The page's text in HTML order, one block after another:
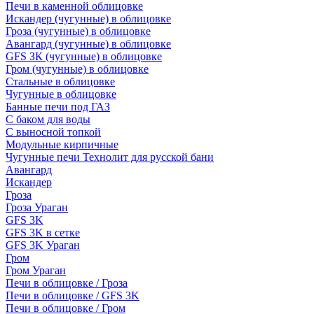
Печи в каменной облицовке
Искандер (чугунные) в облицовке
Гроза (чугунные) в облицовке
Авангард (чугунные) в облицовке
GFS ЗК (чугунные) в облицовке
Гром (чугунные) в облицовке
Стальные в облицовке
Чугунные в облицовке
Банные печи под ГАЗ
С баком для воды
С выносной топкой
Модульные кирпичные
Чугунные печи Технолит для русской бани
Авангард
Искандер
Гроза
Гроза Ураган
GFS 3K
GFS 3K в сетке
GFS 3K Ураган
Гром
Гром Ураган
Печи в облицовке / Гроза
Печи в облицовке / GFS 3K
Печи в облицовке / Гром